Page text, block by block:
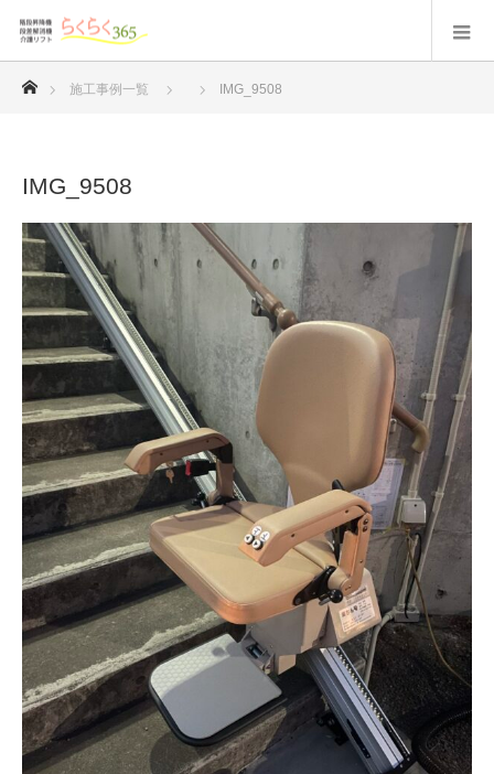
ホーム
施工事例一覧 IMG_9508
IMG_9508